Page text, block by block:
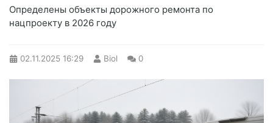
Определены объекты дорожного ремонта по
нацпроекту в 2026 году
02.11.2025 16:29 Biol 0